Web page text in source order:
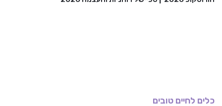
כלים לחיים טובים